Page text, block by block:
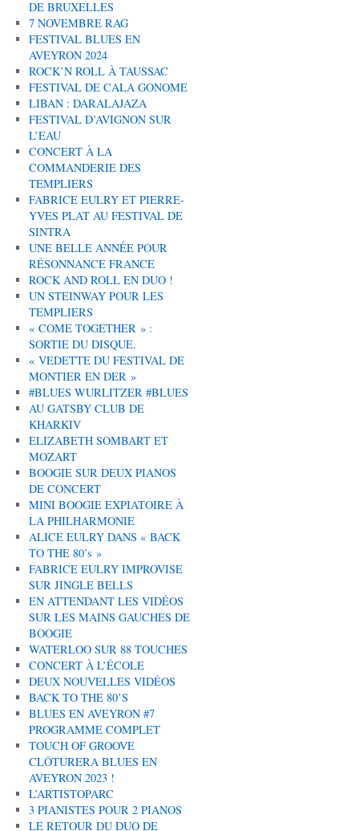
DE BRUXELLES
7 NOVEMBRE RAG
FESTIVAL BLUES EN
AVEYRON 2024
ROCK’N ROLL À TAUSSAC
FESTIVAL DE CALA GONOME
LIBAN : DARALAJAZA
FESTIVAL D’AVIGNON SUR
L’EAU
CONCERT À LA
COMMANDERIE DES
TEMPLIERS
FABRICE EULRY ET PIERRE-
YVES PLAT AU FESTIVAL DE
SINTRA
UNE BELLE ANNÉE POUR
RÉSONNANCE FRANCE
ROCK AND ROLL EN DUO !
UN STEINWAY POUR LES
TEMPLIERS
« COME TOGETHER » :
SORTIE DU DISQUE.
« VEDETTE DU FESTIVAL DE
MONTIER EN DER »
#BLUES WURLITZER #BLUES
AU GATSBY CLUB DE
KHARKIV
ELIZABETH SOMBART ET
MOZART
BOOGIE SUR DEUX PIANOS
DE CONCERT
MINI BOOGIE EXPIATOIRE À
LA PHILHARMONIE
ALICE EULRY DANS « BACK
TO THE 80’s »
FABRICE EULRY IMPROVISE
SUR JINGLE BELLS
EN ATTENDANT LES VIDÉOS
SUR LES MAINS GAUCHES DE
BOOGIE
WATERLOO SUR 88 TOUCHES
CONCERT À L’ÉCOLE
DEUX NOUVELLES VIDÉOS
BACK TO THE 80’S
BLUES EN AVEYRON #7
PROGRAMME COMPLET
TOUCH OF GROOVE
CLÔTURERA BLUES EN
AVEYRON 2023 !
L’ARTISTOPARC
3 PIANISTES POUR 2 PIANOS
LE RETOUR DU DUO DE